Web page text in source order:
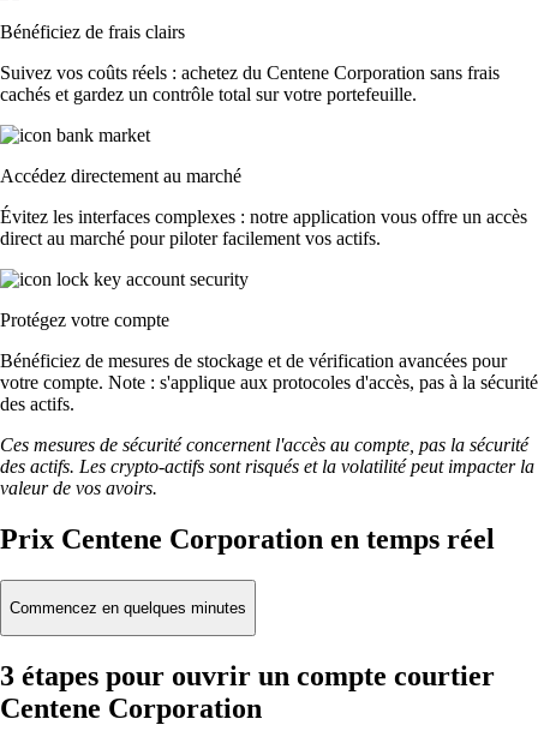
Bénéficiez de frais clairs
Suivez vos coûts réels : achetez du Centene Corporation sans frais
cachés et gardez un contrôle total sur votre portefeuille.
Accédez directement au marché
Évitez les interfaces complexes : notre application vous offre un accès
direct au marché pour piloter facilement vos actifs.
Protégez votre compte
Bénéficiez de mesures de stockage et de vérification avancées pour
votre compte. Note : s'applique aux protocoles d'accès, pas à la sécurité
des actifs.
Ces mesures de sécurité concernent l'accès au compte, pas la sécurité
des actifs. Les crypto-actifs sont risqués et la volatilité peut impacter la
valeur de vos avoirs.
Prix Centene Corporation en temps réel
Commencez en quelques minutes
3 étapes pour ouvrir un compte courtier
Centene Corporation